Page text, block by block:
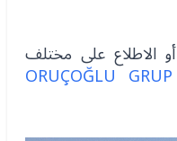
ويمكن التواصل مع المكتب عبر الرقم: 05345412929 أو الاطلاع على مختلف
ORUÇOĞLU GRUP